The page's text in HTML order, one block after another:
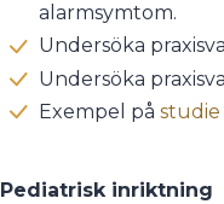
alarmsymtom.
Undersöka
Undersöka
Exempel på studie
Pediatrisk inriktning